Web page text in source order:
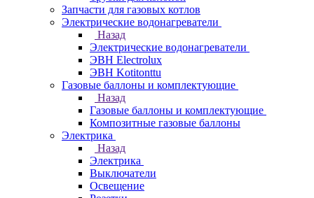
Запчасти для газовых котлов
Электрические водонагреватели
Назад
Электрические водонагреватели
ЭВН Electrolux
ЭВН Kotitonttu
Газовые баллоны и комплектующие
Назад
Газовые баллоны и комплектующие
Композитные газовые баллоны
Электрика
Назад
Электрика
Выключатели
Освещение